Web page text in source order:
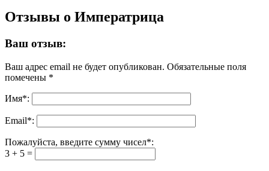
Отзывы о Императрица
Ваш отзыв:
Ваш адрес email не будет опубликован. Обязательные поля
помечены *
Имя*:
Email*:
Пожалуйста, введите сумму чисел*:
3 + 5 =